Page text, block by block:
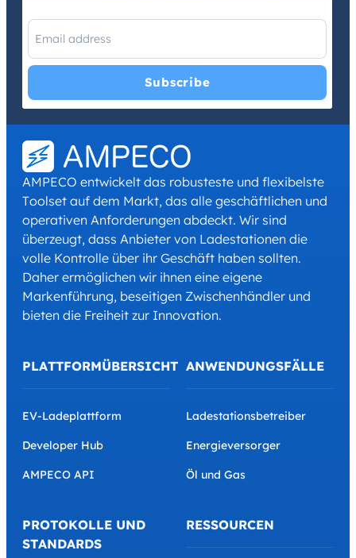
I have read and agree with thePrivacy PolicyandTerms and
Conditions.*
AMPECO entwickelt das robusteste und flexibelste
Toolset auf dem Markt, das alle geschäftlichen und
operativen Anforderungen abdeckt. Wir sind
überzeugt, dass Anbieter von Ladestationen die
volle Kontrolle über ihr Geschäft haben sollten.
Daher ermöglichen wir ihnen eine eigene
Markenführung, beseitigen Zwischenhändler und
bieten die Freiheit zur Innovation.
PLATTFORMÜBERSICHT
EV-Ladeplattform
Developer Hub
AMPECO API
PROTOKOLLE UND
STANDARDS
ANWENDUNGSFÄLLE
Ladestationsbetreiber
Energieversorger
Öl und Gas
RESSOURCEN